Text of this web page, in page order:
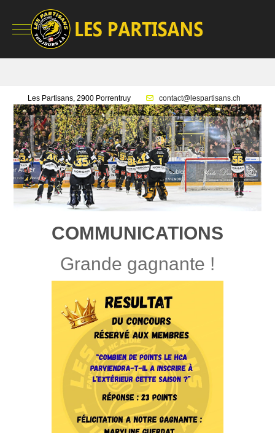
Mobile Menu Toggle
Les Partisans, 2900 Porrentruy contact@lespartisans.ch
COMMUNICATIONS
Grande gagnante !